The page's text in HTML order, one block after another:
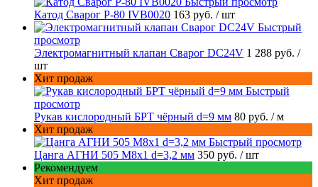
Катод Сварог P-80 IVB0020 163 руб. / шт
Быстрый
просмотр
Электромагнитный клапан Сварог DC24V 1 288 руб. /
шт
Хит продаж
Быстрый
просмотр
Рукав кислородный БРТ чёрный d=9 мм 80 руб. / м
Хит продаж
Быстрый просмотр
Цанга АГНИ 505 М8х1 d=3,2 мм 350 руб. / шт
Рекомендуем
Хит продаж